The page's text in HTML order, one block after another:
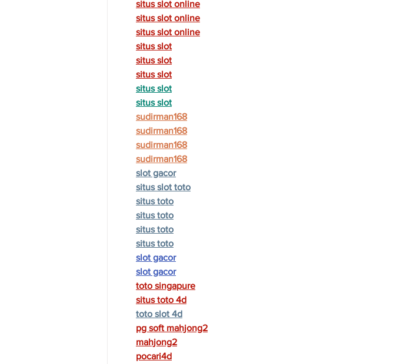
situs slot online
situs slot online
situs slot online
situs slot
situs slot
situs slot
situs slot
situs slot
sudirman168
sudirman168
sudirman168
sudirman168
slot gacor
situs slot toto
situs toto
situs toto
situs toto
situs toto
slot gacor
slot gacor
toto singapure
situs toto 4d
toto slot 4d
pg soft mahjong2
mahjong2
pocari4d